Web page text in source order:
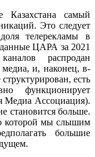
самый
Это следует
телерекламы в
ЦАРА за 2021
распродан
и, наконец, в-
есть
функционирует
Медиа Ассоциация).
становится больше.
которой мы слышим
большие